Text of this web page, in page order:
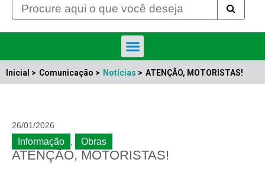
Inicial > Comunicação > Notícias > ATENÇÃO, MOTORISTAS!
26/01/2026
Informação , Obras
ATENÇÃO, MOTORISTAS!